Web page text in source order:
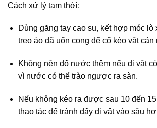
Cách xử lý tạm thời:
Dùng găng tay cao su, kết hợp móc lò
treo áo đã uốn cong để cố kéo vật cản
Không nên đổ nước thêm nếu dị vật
vì nước có thể trào ngược ra sàn.
Nếu không kéo ra được sau 10 đến
thao tác để tránh đẩy dị vật vào sâu